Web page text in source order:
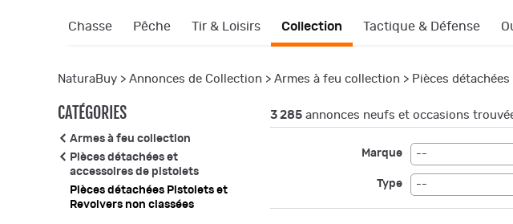
Chasse Pêche Tir & Loisirs Collection Tactique & Défense
NaturaBuy > Annonces de Collection > Armes à feu collection > Pièces
CATÉGORIES
Armes à feu collection
Pièces détachées et
accessoires de pistolets
Pièces détachées Pistolets et
Revolvers non classées
3 285 annonces neufs et occasions
Marque --
Type --